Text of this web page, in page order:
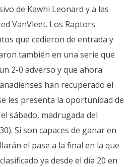
de Kawhi Leonard y a las
VanVleet. Los Raptors
que cedieron de entrada y
también en una serie que
2-0 adverso y que ahora
han recuperado el
les presenta la oportunidad de
sábado, madrugada del
Si son capaces de ganar en
el pase a la final en la que
ya desde el día 20 en